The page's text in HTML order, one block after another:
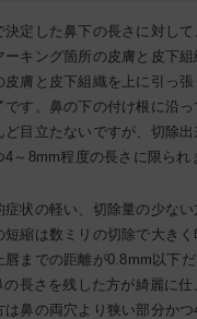
決定した鼻下の長さに対し
ーキング箇所の皮膚と皮下
皮膚と皮下組織を上に引っ
です。鼻の下の付け根に沿
ど目立たないですが、切除
～8mm程度の長さに限られ
症状の軽い、切除量の少な
縮は数ミリの切除で大きく
唇までの距離が0.8mm以下
長さを残した方が綺麗に
は鼻の両穴より狭い部分か